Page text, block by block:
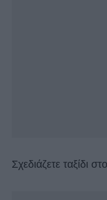
Σχεδιάζετε ταξίδι